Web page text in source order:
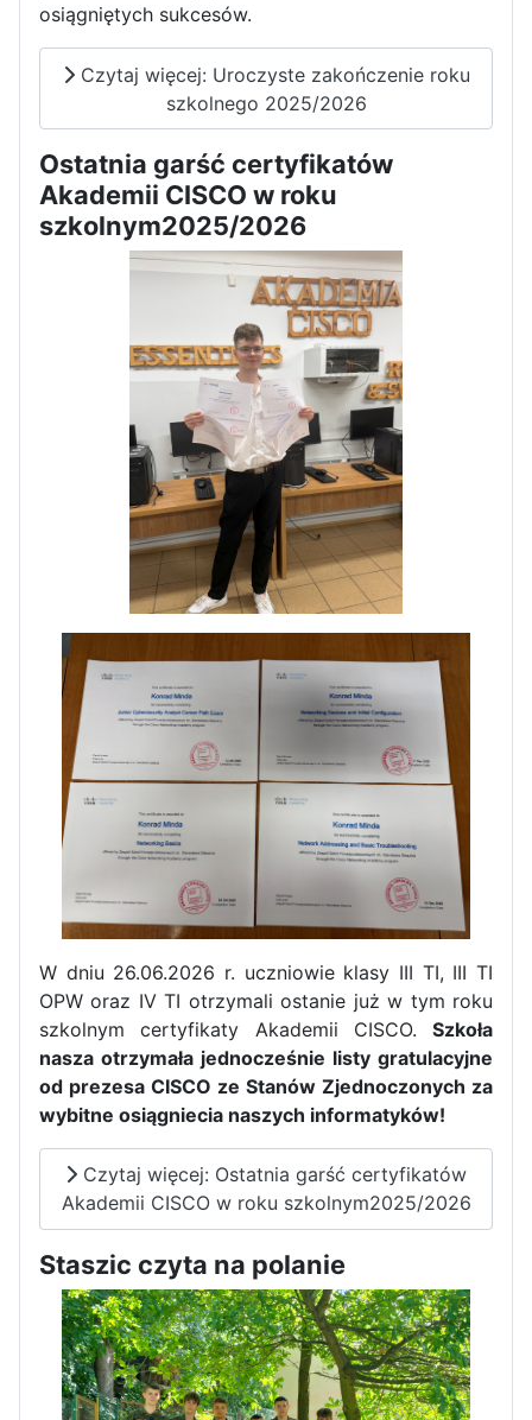
Zakończenie praktyk w
Portugalii
Rozpoczęcie kampanii „Gotowi
na kryzys” w ZSP w Iłży
Pierwszy tydzień praktyk
zawodowych naszych uczniów
w Portugalii za nami!
osiągniętych sukcesów.
Czytaj więcej: Uroczyste zakończenie roku
szkolnego 2025/2026
Ostatnia garść certyfikatów
Akademii CISCO w roku
szkolnym2025/2026
W dniu 26.06.2026 r. uczniowie klasy III TI, III TI
OPW oraz IV TI otrzymali ostanie już w tym roku
szkolnym certyfikaty Akademii CISCO. Szkoła
nasza otrzymała jednocześnie listy gratulacyjne
od prezesa CISCO ze Stanów Zjednoczonych za
wybitne osiągniecia naszych informatyków!
Czytaj więcej: Ostatnia garść certyfikatów
Akademii CISCO w roku szkolnym2025/2026
Staszic czyta na polanie